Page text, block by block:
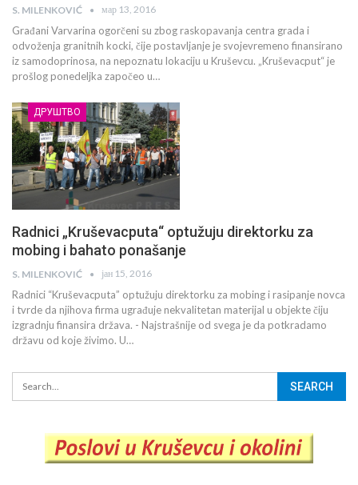
S. MILENKOVIĆ мар 13, 2016
Građani Varvarina ogorčeni su zbog raskopavanja centra grada i
odvoženja granitnih kocki, čije postavljanje je svojevremeno finansirano
iz samodoprinosa, na nepoznatu lokaciju u Kruševcu. „Kruševacput“ je
prošlog ponedeljka započeo u…
ДРУШТВО
Radnici „Kruševacputa“ optužuju direktorku za
mobing i bahato ponašanje
S. MILENKOVIĆ јан 15, 2016
Radnici “Kruševacputa” optužuju direktorku za mobing i rasipanje novca
i tvrde da njihova firma ugrađuje nekvalitetan materijal u objekte čiju
izgradnju finansira država. - Najstrašnije od svega je da potkradamo
državu od koje živimo. U…